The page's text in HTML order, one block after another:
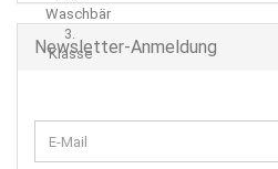
Newsletter-Anmeldung
ZUR
E-
Mail